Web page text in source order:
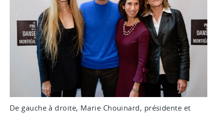
De gauche à droite, Marie Chouinard, présidente et